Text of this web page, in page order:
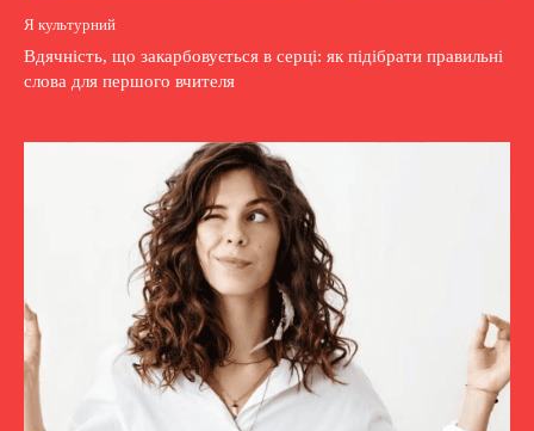
Я культурний
Вдячність, що закарбовується в серці: як підібрати правильні
слова для першого вчителя